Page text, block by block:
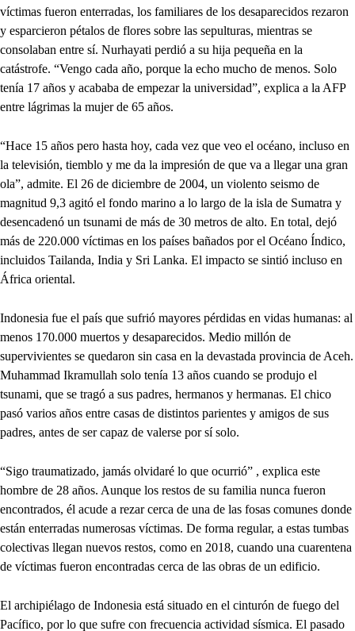
víctimas fueron enterradas, los familiares de los desaparecidos rezaron
y esparcieron pétalos de flores sobre las sepulturas, mientras se
consolaban entre sí. Nurhayati perdió a su hija pequeña en la
catástrofe. “Vengo cada año, porque la echo mucho de menos. Solo
tenía 17 años y acababa de empezar la universidad”, explica a la AFP
entre lágrimas la mujer de 65 años.
“Hace 15 años pero hasta hoy, cada vez que veo el océano, incluso en
la televisión, tiemblo y me da la impresión de que va a llegar una gran
ola”, admite. El 26 de diciembre de 2004, un violento seismo de
magnitud 9,3 agitó el fondo marino a lo largo de la isla de Sumatra y
desencadenó un tsunami de más de 30 metros de alto. En total, dejó
más de 220.000 víctimas en los países bañados por el Océano Índico,
incluidos Tailanda, India y Sri Lanka. El impacto se sintió incluso en
África oriental.
Indonesia fue el país que sufrió mayores pérdidas en vidas humanas: al
menos 170.000 muertos y desaparecidos. Medio millón de
supervivientes se quedaron sin casa en la devastada provincia de Aceh.
Muhammad Ikramullah solo tenía 13 años cuando se produjo el
tsunami, que se tragó a sus padres, hermanos y hermanas. El chico
pasó varios años entre casas de distintos parientes y amigos de sus
padres, antes de ser capaz de valerse por sí solo.
“Sigo traumatizado, jamás olvidaré lo que ocurrió” , explica este
hombre de 28 años. Aunque los restos de su familia nunca fueron
encontrados, él acude a rezar cerca de una de las fosas comunes donde
están enterradas numerosas víctimas. De forma regular, a estas tumbas
colectivas llegan nuevos restos, como en 2018, cuando una cuarentena
de víctimas fueron encontradas cerca de las obras de un edificio.
El archipiélago de Indonesia está situado en el cinturón de fuego del
Pacífico, por lo que sufre con frecuencia actividad sísmica. El pasado